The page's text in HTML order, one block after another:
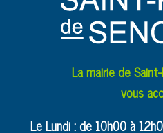
La mairie de
vous
Le Lundi : de 10h00 à